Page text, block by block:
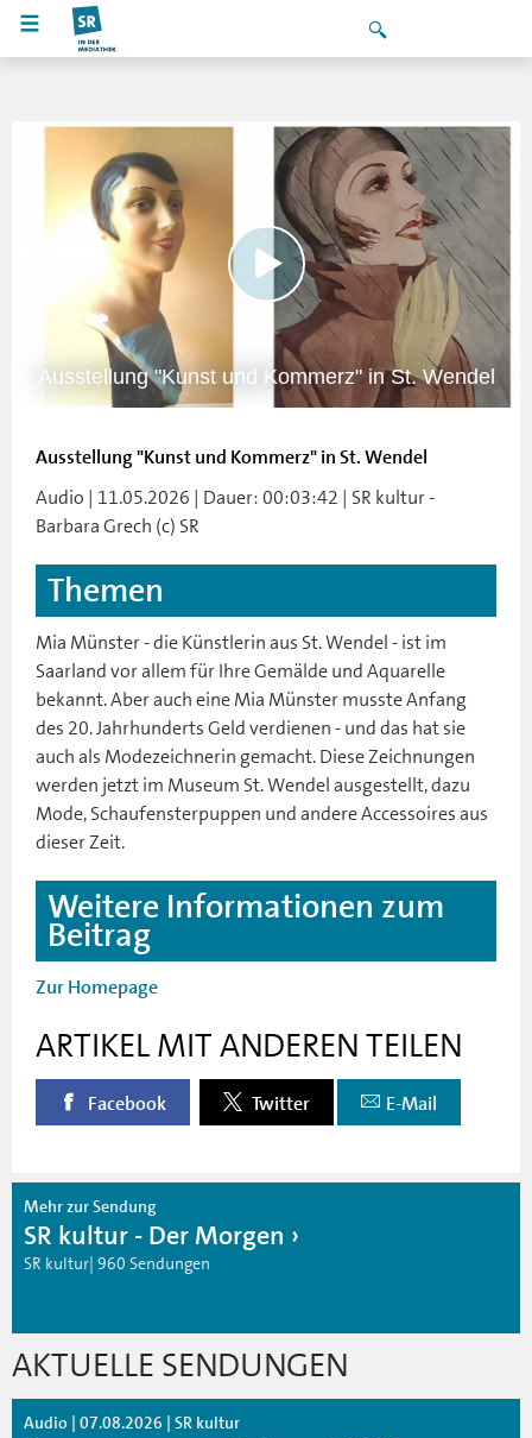
Ausstellung "Kunst und Kommerz" in St. Wendel
Ausstellung "Kunst und Kommerz" in St. Wendel
Audio | 11.05.2026 | Dauer: 00:03:42 | SR kultur -
Barbara Grech (c) SR
Themen
Mia Münster - die Künstlerin aus St. Wendel - ist im
Saarland vor allem für Ihre Gemälde und Aquarelle
bekannt. Aber auch eine Mia Münster musste Anfang
des 20. Jahrhunderts Geld verdienen - und das hat sie
auch als Modezeichnerin gemacht. Diese Zeichnungen
werden jetzt im Museum St. Wendel ausgestellt, dazu
Mode, Schaufensterpuppen und andere Accessoires aus
dieser Zeit.
Weitere Informationen zum
Beitrag
Zur Homepage
ARTIKEL MIT ANDEREN TEILEN
Facebook Twitter E-Mail
Mehr zur Sendung
SR kultur - Der Morgen
SR kultur| 960 Sendungen
AKTUELLE SENDUNGEN
Audio | 07.08.2026 | SR kultur